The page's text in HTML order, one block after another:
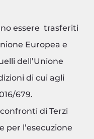
essere trasferiti
Europea e
dell’Unione
di cui agli
679.
di Terzi
per l’esecuzione